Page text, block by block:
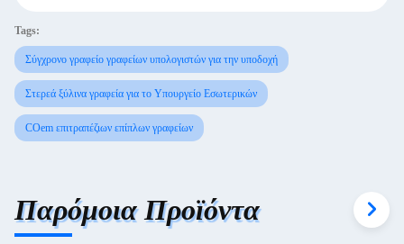
Tags:
Σύγχρονο γραφείο γραφείων υπολογιστών για την υποδοχή
Στερεά ξύλινα γραφεία για το Υπουργείο Εσωτερικών
COem επιτραπέζιων επίπλων γραφείων
Παρόμοια Προϊόντα